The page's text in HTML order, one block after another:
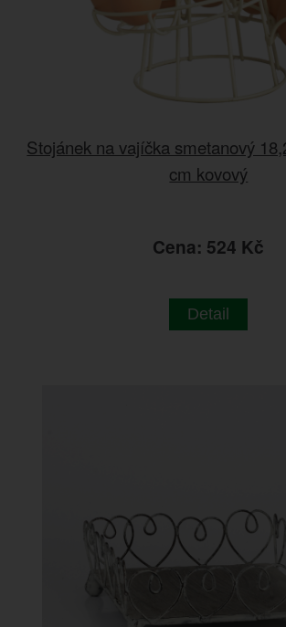
Stojánek na vajíčka smetanový
cm kovový
Cena: 524 Kč
Detail